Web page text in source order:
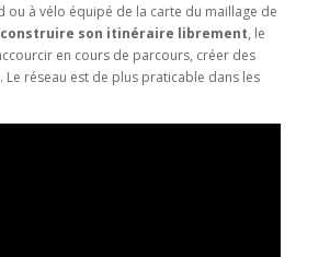
ou à vélo équipé de la carte du maillage de
construire son itinéraire librement, le
en cours de parcours, créer des
Le réseau est de plus praticable dans les